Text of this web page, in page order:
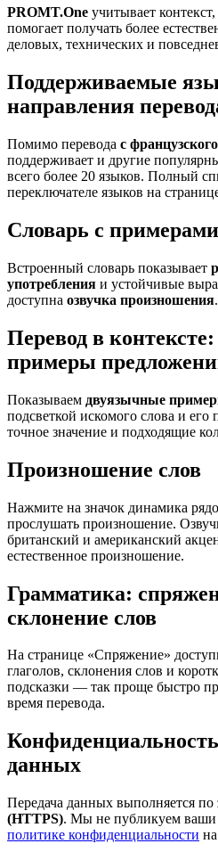
PROMT.One учитывает
помогает получать более
деловых, технических и
Поддерживаемые
направления
Помимо перевода с
поддерживает и другие
всего более 20 языков. Полный
переключателе языков на
Словарь с
Встроенный словарь показывает
употребления и устойчивые
доступна озвучка произношения.
Перевод в
примеры
Показываем двуязычные
подсветкой искомого слова и
точное значение и подходящие
Произношение слов
Нажмите на значок динамика
прослушать произношение.
британский и американский
естественное произношение.
Грамматика:
склонение слов
На странице «Спряжение»
глаголов, склонения слов и
подсказки — так проще быстро
время перевода.
данных
Передача данных выполняется по
(HTTPS). Мы не публикуем
политике конфиденциальности